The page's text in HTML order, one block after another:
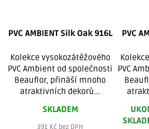
PVC AMBIENT Silk Oak 916L
Kolekce vysokozátěžového
PVC Ambient od společnosti
Beauflor, přináší mnoho
atraktivních dekorů...
SKLADEM
391 Kč bez DPH
PVC
PVC